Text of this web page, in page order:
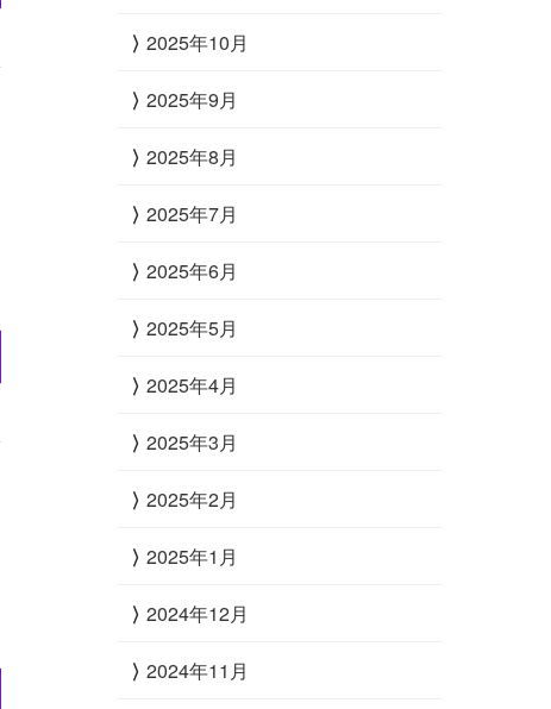
2025年10月
2025年9月
2025年8月
2025年7月
2025年6月
2025年5月
2025年4月
2025年3月
2025年2月
2025年1月
2024年12月
2024年11月